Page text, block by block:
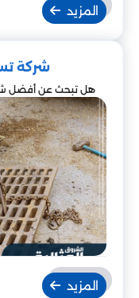
المزيد
شركة
هل تبحث عن أفضل
المزيد